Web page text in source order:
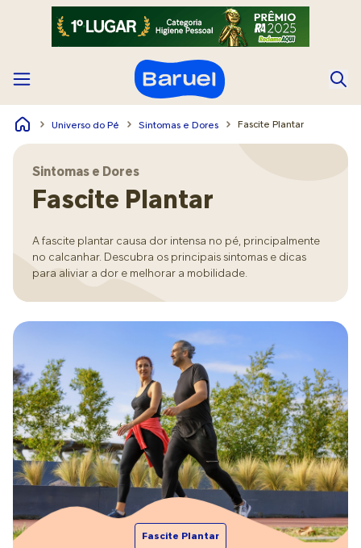
Universo do Pé Sintomas e Dores Fascite Plantar
Sintomas e Dores
Fascite Plantar
A fascite plantar causa dor intensa no pé, principalmente
no calcanhar. Descubra os principais sintomas e dicas
para aliviar a dor e melhorar a mobilidade.
Fascite Plantar